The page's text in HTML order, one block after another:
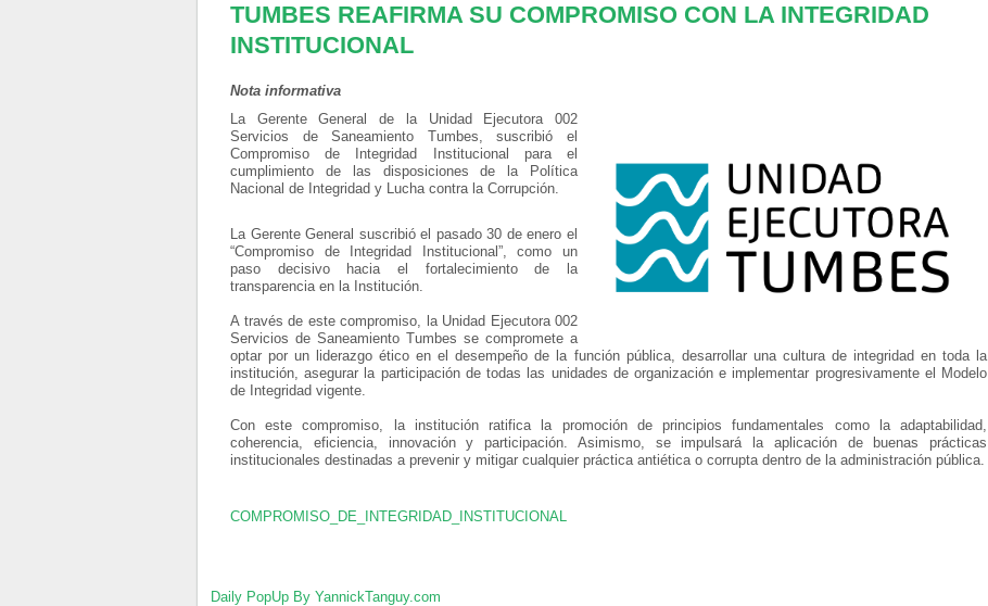
TUMBES REAFIRMA SU COMPROMISO CON LA INTEGRIDAD
INSTITUCIONAL
Nota informativa
La Gerente General de la Unidad
Ejecutora 002
Servicios de Saneamiento Tumbes, suscribió el
Compromiso de Integridad Institucional para el
cumplimiento de las disposiciones de la Política
Nacional de Integridad y Lucha contra la Corrupción.
La Gerente General suscribió el pasado 30 de enero el
“Compromiso de Integridad Institucional”, como un
paso decisivo hacia el fortalecimiento de la
transparencia en la Institución.
A través de este compromiso, la Unidad Ejecutora 002
Servicios de Saneamiento Tumbes se compromete a
optar por un liderazgo ético en el desempeño de la función pública, desarrollar una cultura de integridad en toda la
institución, asegurar la participación de todas las unidades de organización e implementar progresivamente el Modelo
de Integridad vigente.
Con este compromiso, la institución ratifica la promoción de principios fundamentales como la adaptabilidad,
coherencia, eficiencia, innovación y participación. Asimismo, se impulsará la aplicación de buenas prácticas
institucionales destinadas a prevenir y mitigar cualquier práctica antiética o corrupta dentro de la administración pública.
COMPROMISO_DE_INTEGRIDAD_INSTITUCIONAL
Daily PopUp By YannickTanguy.com